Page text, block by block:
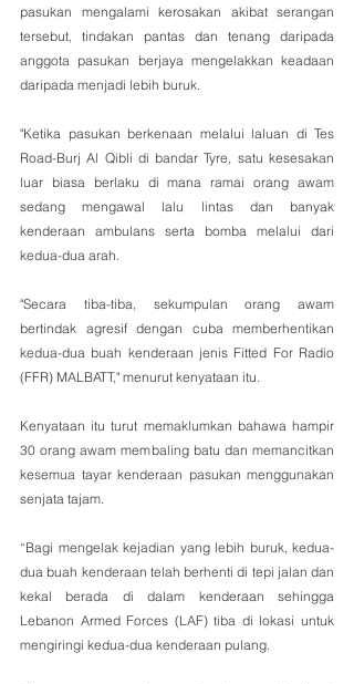
pasukan mengalami kerosakan akibat serangan
tersebut, tindakan pantas dan tenang daripada
anggota pasukan berjaya mengelakkan keadaan
daripada menjadi lebih buruk.
"Ketika pasukan berkenaan melalui laluan di Tes
Road-Burj Al Qibli di bandar Tyre, satu kesesakan
luar biasa berlaku di mana ramai orang awam
sedang mengawal lalu lintas dan banyak
kenderaan ambulans serta bomba melalui dari
kedua-dua arah.
"Secara tiba-tiba, sekumpulan orang awam
bertindak agresif dengan cuba memberhentikan
kedua-dua buah kenderaan jenis Fitted For Radio
(FFR) MALBATT," menurut kenyataan itu.
Kenyataan itu turut memaklumkan bahawa hampir
30 orang awam membaling batu dan memancitkan
kesemua tayar kenderaan pasukan menggunakan
senjata tajam.
“Bagi mengelak kejadian yang lebih buruk, kedua-
dua buah kenderaan telah berhenti di tepi jalan dan
kekal berada di dalam kenderaan sehingga
Lebanon Armed Forces (LAF) tiba di lokasi untuk
mengiringi kedua-dua kenderaan pulang.